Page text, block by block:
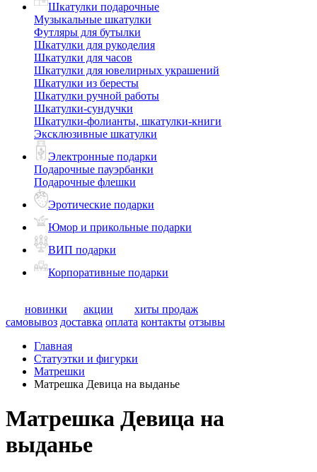
Шкатулки подарочные
Музыкальные шкатулки
Футляры для бутылки
Шкатулки для рукоделия
Шкатулки для часов
Шкатулки для ювелирных украшений
Шкатулки из бересты
Шкатулки ручной работы
Шкатулки-сундучки
Шкатулки-фолианты, шкатулки-книги
Эксклюзивные шкатулки
Электронные подарки
Подарочные пауэрбанки
Подарочные флешки
Эротические подарки
Юмор и прикольные подарки
ВИП подарки
Корпоративные подарки
новинки акции
хиты продаж
самовывоз доставка оплата контакты отзывы
Главная
Статуэтки и фигурки
Матрешки
Матрешка Девица на выданье
Матрешка Девица на
выданье